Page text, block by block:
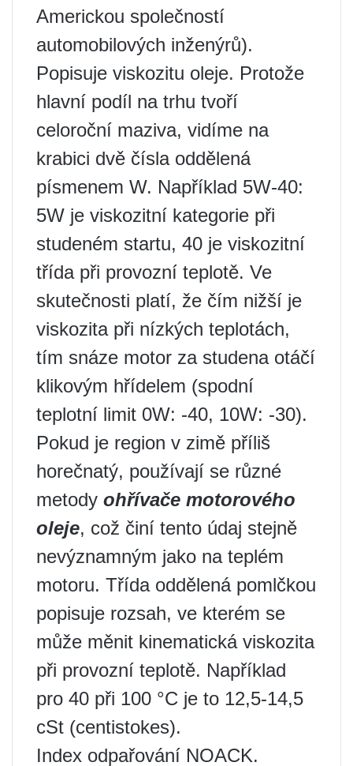
Americkou společností
automobilových inženýrů).
Popisuje viskozitu oleje. Protože
hlavní podíl na trhu tvoří
celoroční maziva, vidíme na
krabici dvě čísla oddělená
písmenem W. Například 5W-40:
5W je viskozitní kategorie při
studeném startu, 40 je viskozitní
třída při provozní teplotě. Ve
skutečnosti platí, že čím nižší je
viskozita při nízkých teplotách,
tím snáze motor za studena otáčí
klikovým hřídelem (spodní
teplotní limit 0W: -40, 10W: -30).
Pokud je region v zimě příliš
horečnatý, používají se různé
metody ohřívače motorového
oleje, což činí tento údaj stejně
nevýznamným jako na teplém
motoru. Třída oddělená pomlčkou
popisuje rozsah, ve kterém se
může měnit kinematická viskozita
při provozní teplotě. Například
pro 40 při 100 °C je to 12,5-14,5
cSt (centistokes).
Index odpařování NOACK.